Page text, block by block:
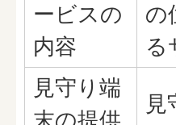
ービスの
内容
の
る
見守り端